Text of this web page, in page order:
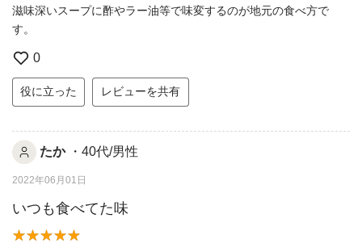
滋味深いスープに酢やラー油等で味変するのが地元の食べ方で
す。
0
役に立った レビューを共有
たか ・40代/男性
2022年06月01日
いつも食べてた味